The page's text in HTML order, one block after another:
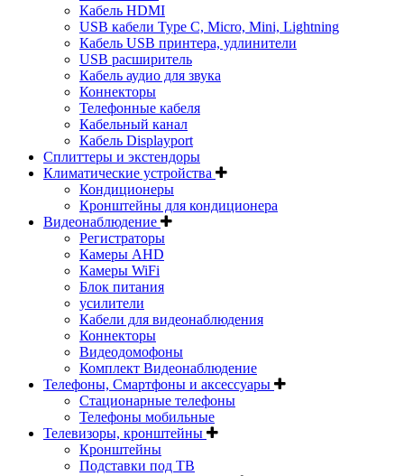
Кабель HDMI
USB кабели Type C, Micro, Mini, Lightning
Кабель USB принтера, удлинители
USB расширитель
Кабель аудио для звука
Коннекторы
Телефонные кабеля
Кабельный канал
Кабель Displayport
Сплиттеры и экстендоры
Климатические устройства
Кондиционеры
Кронштейны для кондиционера
Видеонаблюдение
Регистраторы
Камеры AHD
Камеры WiFi
Блок питания
усилители
Кабели для видеонаблюдения
Коннекторы
Видеодомофоны
Комплект Видеонаблюдение
Телефоны, Смартфоны и аксессуары
Стационарные телефоны
Телефоны мобильные
Телевизоры, кронштейны
Кронштейны
Подставки под ТВ